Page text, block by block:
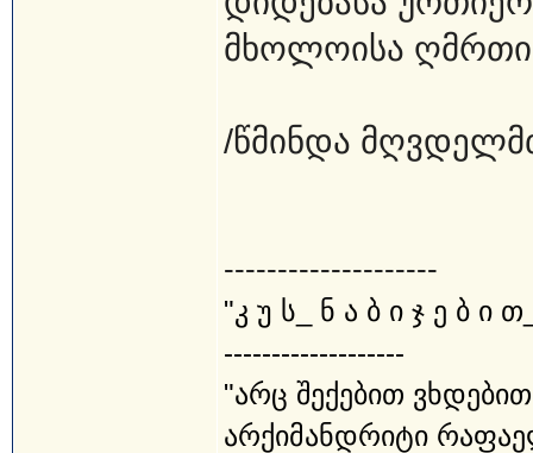
მხოლოისა
/წმინდა
--------------------
"კ უ ს_ ნ ა ბ ი ჯ ე ბ ი
-------------------
"არც შექებით
არქიმანდრიტი